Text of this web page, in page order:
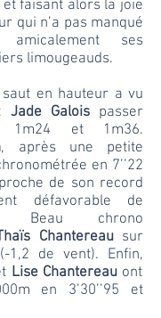
faisant alors la joie
qui n’a pas manqué
ses
limougeauds.
en hauteur a vu
Jade Galoispasser
1m24 et 1m36.
, après une petite
en 7’’22
de son record
défavorable de
Beau chrono
Chantereausur
1,2 de vent). Enfin,
Lise Chantereauont
en 3’30’’95 et